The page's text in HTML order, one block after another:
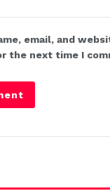
email, and
the next time I